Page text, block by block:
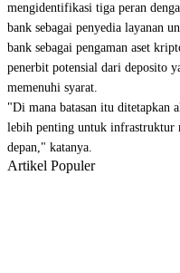
mengidentifikasi tiga peran
bank sebagai penyedia layanan
bank sebagai pengaman aset
penerbit potensial dari deposito
memenuhi syarat.
"Di mana batasan itu ditetapkan
lebih penting untuk infrastruktur
depan," katanya.
Artikel Populer